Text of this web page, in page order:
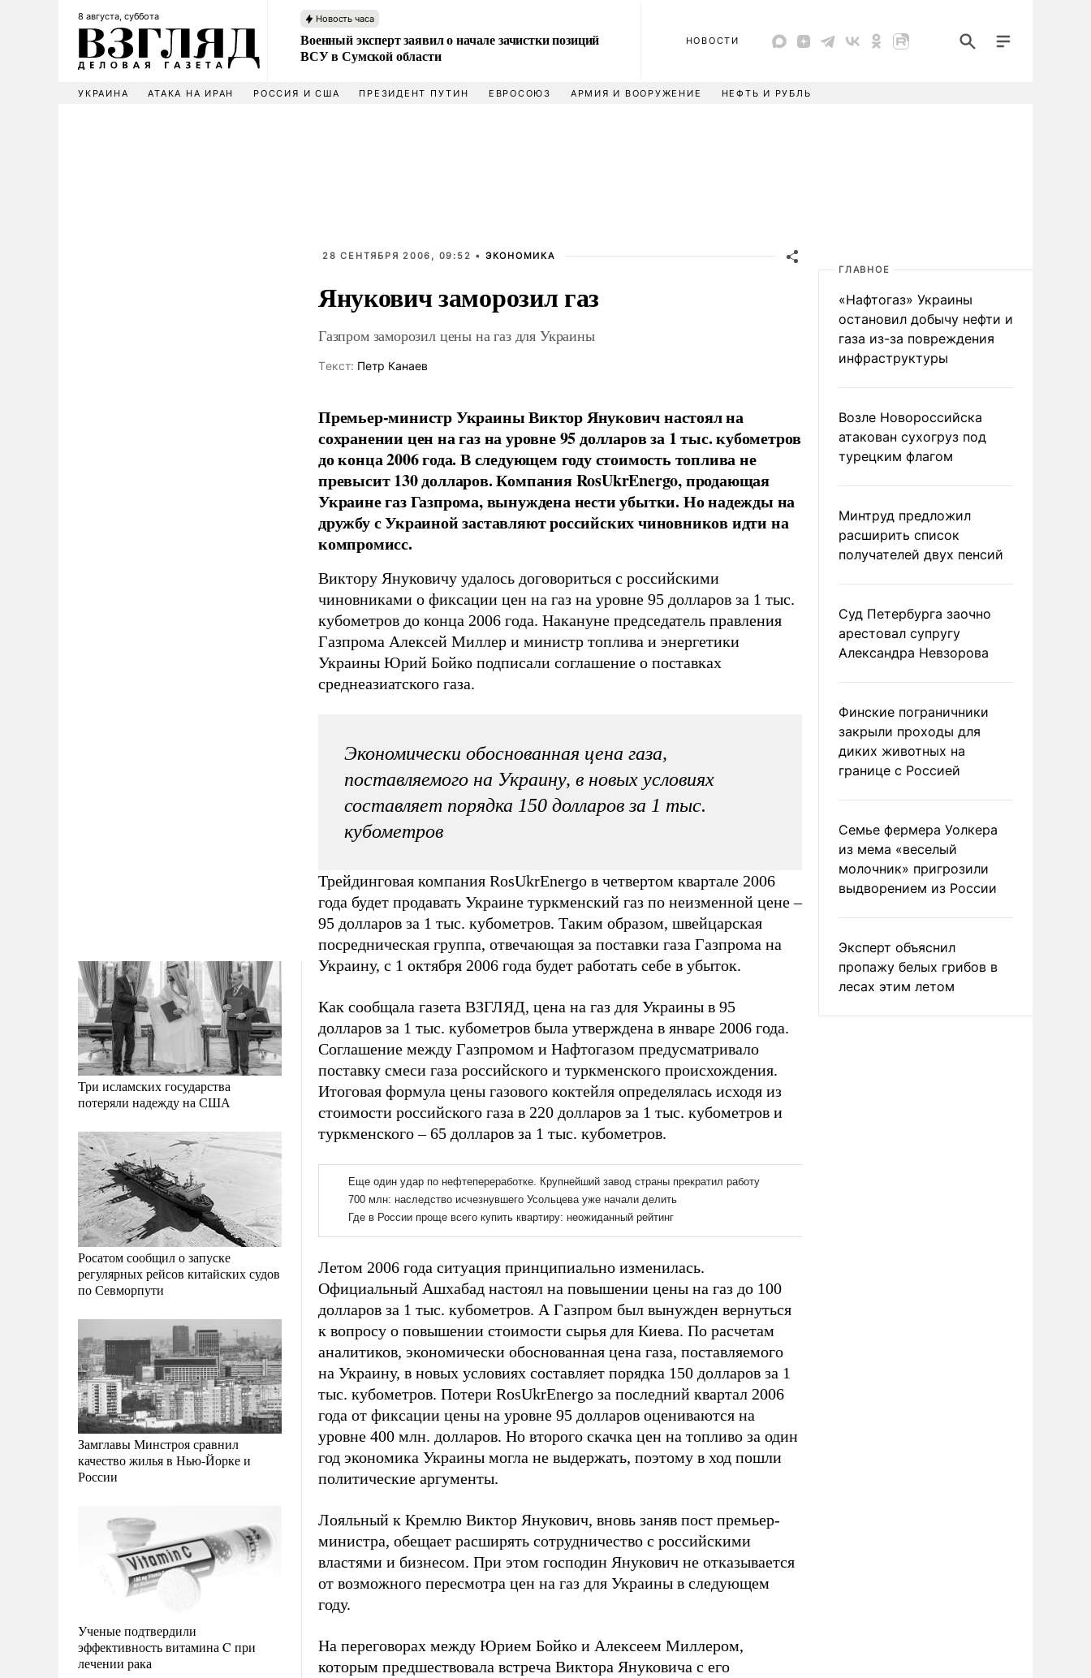
8 августа, суббота Новость часа
Военный эксперт заявил о начале зачистки позиций
ВСУ в Сумской области
НОВОСТИ
УКРАИНА АТАКА НА ИРАН РОССИЯ И США ПРЕЗИДЕНТ ПУТИН ЕВРОСОЮЗ АРМИЯ И ВООРУЖЕНИЕ НЕФТЬ И РУБЛЬ
Три исламских государства
потеряли надежду на США
Росатом сообщил о запуске
регулярных рейсов китайских судов
по Севморпути
Замглавы Минстроя сравнил
качество жилья в Нью-Йорке и
России
Ученые подтвердили
эффективность витамина C при
лечении рака
28 СЕНТЯБРЯ 2006, 09:52 • ЭКОНОМИКА
Янукович заморозил газ
Газпром заморозил цены на газ для Украины
Tекст: Петр Канаев
Премьер-министр Украины Виктор Янукович настоял на
сохранении цен на газ на уровне 95 долларов за 1 тыс. кубометров
до конца 2006 года. В следующем году стоимость топлива не
превысит 130 долларов. Компания RosUkrEnergo, продающая
Украине газ Газпрома, вынуждена нести убытки. Но надежды на
дружбу с Украиной заставляют российских чиновников идти на
компромисс.
Виктору Януковичу удалось договориться с российскими
чиновниками о фиксации цен на газ на уровне 95 долларов за 1 тыс.
кубометров до конца 2006 года. Накануне председатель правления
Газпрома Алексей Миллер и министр топлива и энергетики
Украины Юрий Бойко подписали соглашение о поставках
среднеазиатского газа.
Экономически обоснованная цена газа,
поставляемого на Украину, в новых условиях
составляет порядка 150 долларов за 1 тыс.
кубометров
Трейдинговая компания RosUkrEnergo в четвертом квартале 2006
года будет продавать Украине туркменский газ по неизменной цене –
95 долларов за 1 тыс. кубометров. Таким образом, швейцарская
посредническая группа, отвечающая за поставки газа Газпрома на
Украину, с 1 октября 2006 года будет работать себе в убыток.
Как сообщала газета ВЗГЛЯД, цена на газ для Украины в 95
долларов за 1 тыс. кубометров была утверждена в январе 2006 года.
Соглашение между Газпромом и Нафтогазом предусматривало
поставку смеси газа российского и туркменского происхождения.
Итоговая формула цены газового коктейля определялась исходя из
стоимости российского газа в 220 долларов за 1 тыс. кубометров и
туркменского – 65 долларов за 1 тыс. кубометров.
Летом 2006 года ситуация принципиально изменилась.
Официальный Ашхабад настоял на повышении цены на газ до 100
долларов за 1 тыс. кубометров. А Газпром был вынужден вернуться
к вопросу о повышении стоимости сырья для Киева. По расчетам
аналитиков, экономически обоснованная цена газа, поставляемого
на Украину, в новых условиях составляет порядка 150 долларов за 1
тыс. кубометров. Потери RosUkrEnergo за последний квартал 2006
года от фиксации цены на уровне 95 долларов оцениваются на
уровне 400 млн. долларов. Но второго скачка цен на топливо за один
год экономика Украины могла не выдержать, поэтому в ход пошли
политические аргументы.
Лояльный к Кремлю Виктор Янукович, вновь заняв пост премьер-
министра, обещает расширять сотрудничество с российскими
властями и бизнесом. При этом господин Янукович не отказывается
от возможного пересмотра цен на газ для Украины в следующем
году.
На переговорах между Юрием Бойко и Алексеем Миллером,
которым предшествовала встреча Виктора Януковича с его
ГЛАВНОЕ
«Нафтогаз» Украины
остановил добычу нефти и
газа из-за повреждения
инфраструктуры
Возле Новороссийска
атакован сухогруз под
турецким флагом
Минтруд предложил
расширить список
получателей двух пенсий
Суд Петербурга заочно
арестовал супругу
Александра Невзорова
Финские пограничники
закрыли проходы для
диких животных на
границе с Россией
Семье фермера Уолкера
из мема «веселый
молочник» пригрозили
выдворением из России
Эксперт объяснил
пропажу белых грибов в
лесах этим летом